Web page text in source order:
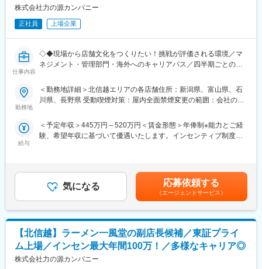
えるなど柔軟な区分変更が可能です。
個人の経験・能力にもよりますが、1～2年で店長になるケースが
多く、国内店舗で経験を積み、海外店舗、キャリアアップを目指
■働き方ついて
・休日出勤などもブロック長、SVがサポートしていますのでエリ
ア内で人員を補い合い、適正な運営を実現しています。
目指すのは2028年3月期にグループ売上高500億、営業利益50億
以上、約500店舗の展開！国内は毎年10～20、海外は20~30店舗
国内外の店舗での店長やエリアMGR、ブロック長、人事・労務・
広報・商品開発といった本部事業部や海外事業部など、「日本の
食文化を世界に広めたい」「新しいフードビジネスを立ち上げた
い」など社員が実現できる社風となっております。
■インセンティブ制度／年4回
・四半期毎の店舗ランキングにより決まります。
※年間で最大100万／決算賞与（※業績による）2022年度実績20万
～100万の実績あり
株式会社力の源カンパニー
正社員 上場企業
仕事内容
◇◆現場から店舗文化をつくりたい！挑戦が評価される環境／マ
ネジメント・管理部門・海外へのキャリアパス／四半期ごとのイ
おすすめPOINT
・接客マニュアルは最小限。現場の“気づき”から生まれるおもてな
しを、文化として育てていく役割です
っかり還元（最大年100万円）
■職務内容：現場を理解しチームを導く店長
・調理、仕込み、ホール業務の理解およびフォロー
・売上金・原価・食材管理
・店舗の衛生・品質管理
・スタッフ育成、チームマネジメント
・シフト管理・労務管理
・店舗の経営戦略立案・実行
勤務地
＜勤務地詳細＞北信越エリアの各店舗住所：新潟県、富山県、石
川県、長野県 受動喫煙対策：屋内全面禁煙変更の範囲：会社の定
給与
＜予定年収＞445万円～520万円＜賃金形態＞年俸制※能力とご経
験、希望年収に基づいて優遇いたします。インセンティブ制度あ
433,800円（12分割）（一律手当を含む）＜昇給有無＞有＜残業
手当＞有＜給与補足＞■昇給年1回、インセンティブ制度：年4回
（店舗の目標達成時に支給）■モデル例:・入社2年目24歳・店長
職/(インセンティブ含む年俸)470万円・入社5年目27歳・SV職/(イ
ンセンティブ含む年俸)580万円・入社8年目30歳・ブロック長
職/(インセンティブ含む年俸)660万円賃金はあくまでも目安の金額
であり、選考を通じて上下する可能性があります。月給(月額)は固
定手当を含めた表記です。
気になる 応募依頼する
（エージェントサービス）
【北信越】ラーメン一風堂の副店長候補／東証プライ
ム上場／インセン最大年間100万！／多様なキャリア◎
株式会社力の源カンパニー